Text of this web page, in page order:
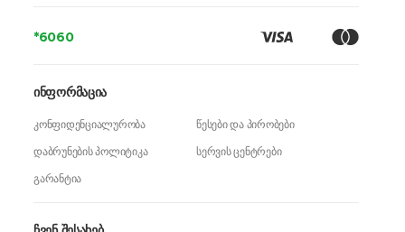
*6060
ინფორმაცია
კონფიდენციალურობა
წესები და პირობები
დაბრუნების პოლიტიკა
სერვის ცენტრები
გარანტია